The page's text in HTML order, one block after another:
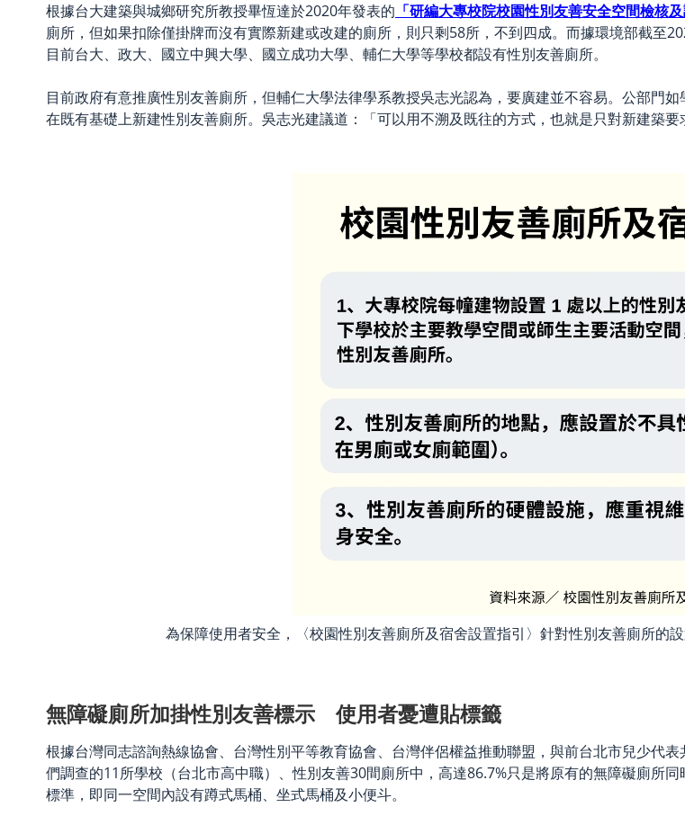
根據台大建築與城鄉研究所教授畢恆達於2020年發表的 「研編大專校院校園性別友善安全空間檢核及
廁所，但如果扣除僅掛牌而沒有實際新建或改建的廁所，則只剩58所，不到四成。而據環境部截至
目前台大、政大、國立中興大學、國立成功大學、輔仁大學等學校都設有性別友善廁所。
目前政府有意推廣性別友善廁所，但輔仁大學法律學系教授吳志光認為，要廣建並不容易。公部門
在既有基礎上新建性別友善廁所。吳志光建議道：「可以用不溯及既往的方式，也就是只對新建築
為保障使用者安全，〈校園性別友善廁所及宿舍設置指引〉針對性別友善廁所
無障礙廁所加掛性別友善標示 使用者憂遭貼標籤
根據台灣同志諮詢熱線協會、台灣性別平等教育協會、台灣伴侶權益推動聯盟，與前台北市兒少代表
們調查的11所學校（台北市高中職）、性別友善30間廁所中，高達86.7%只是將原有的無障礙廁所
標準，即同一空間內設有蹲式馬桶、坐式馬桶及小便斗。